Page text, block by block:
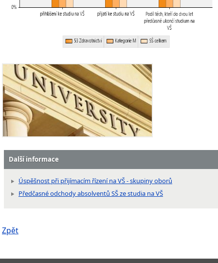
Další informace
Úspěšnost při přijímacím řízení na VŠ - skupiny oborů
Předčasné odchody absolventů SŠ ze studia na VŠ
Zpět